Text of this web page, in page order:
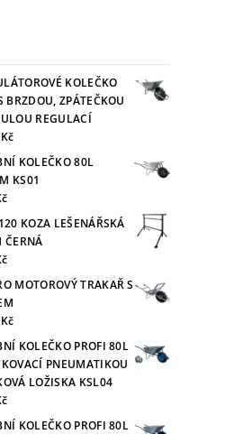
KOLEČKO
BRZDOU, ZPÁTEČKOU
REGULACÍ
KOLEČKO 80L
KS01
KOZA LEŠENÁŘSKÁ
ČERNÁ
MOTOROVÝ TRAKAŘ S
KOLEČKO PROFI 80L
PNEUMATIKOU
LOŽISKA KSL04
KOLEČKO PROFI 80L